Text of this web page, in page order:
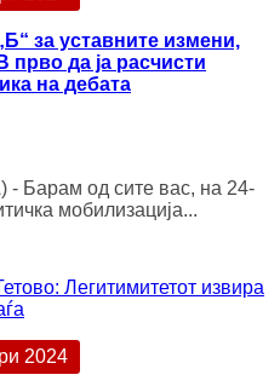
за уставните измени,
да ја расчисти
на дебата
Барам од сите вас, на 24-
мобилизација...
2024